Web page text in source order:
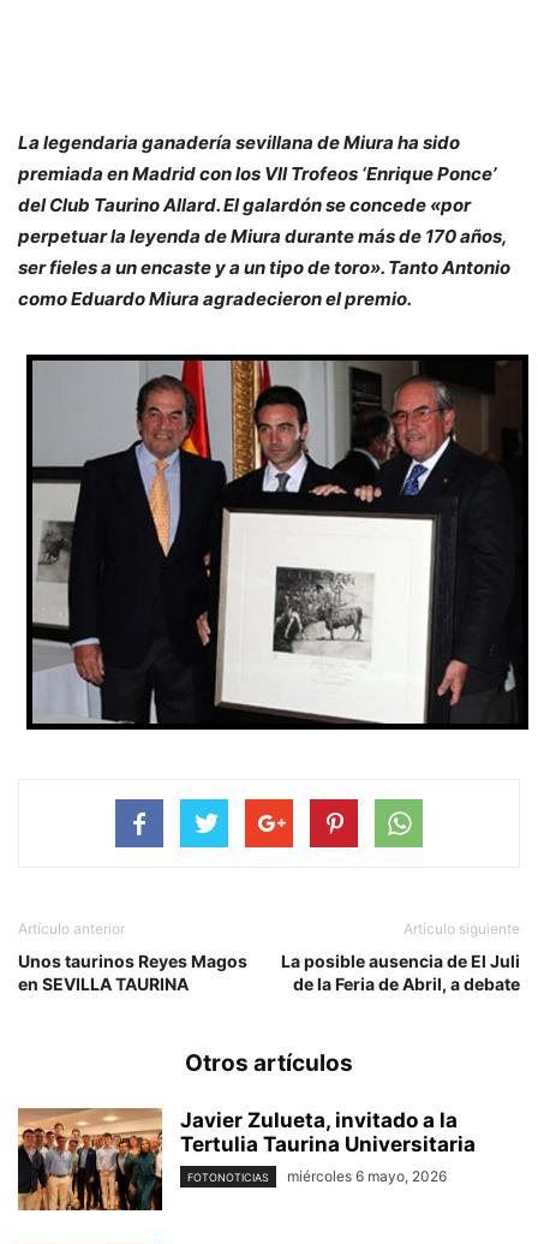
La legendaria ganadería sevillana de Miura ha sido
premiada en Madrid con los VII Trofeos ‘Enrique Ponce’
del Club Taurino Allard. El galardón se concede «por
perpetuar la leyenda de Miura durante más de 170 años,
ser fieles a un encaste y a un tipo de toro». Tanto Antonio
como Eduardo Miura agradecieron el premio.
Artículo anterior
Unos taurinos Reyes Magos
en SEVILLA TAURINA
Artículo siguiente
La posible ausencia de El Juli
de la Feria de Abril, a debate
Otros artículos
Javier Zulueta, invitado a la
Tertulia Taurina Universitaria
FOTONOTICIAS miércoles 6 mayo, 2026